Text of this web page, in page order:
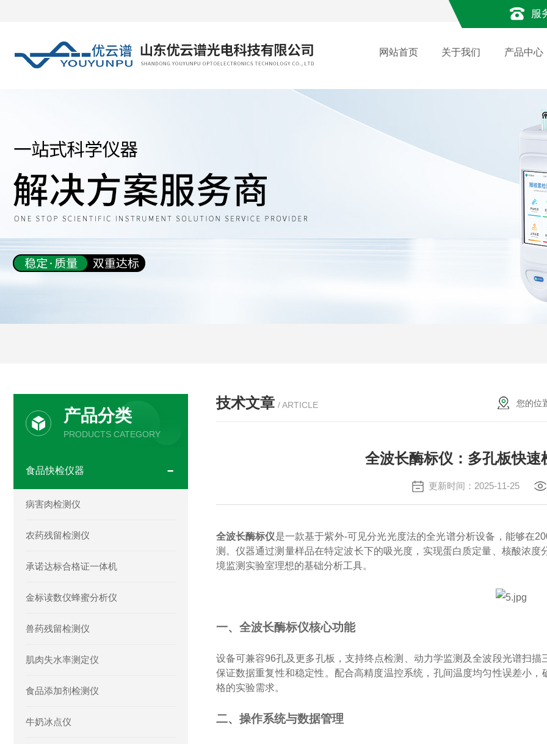
服
网站首页 关于我们 产品中心
技术文章 / ARTICLE 您的位
全波长酶标仪：多孔板快速
更新时间：2025-11-25
全波长酶标仪是一款基于紫外-可见分光光度法的全光谱分析设备，能够在
测。仪器通过测量样品在特定波长下的吸光度，实现蛋白质定量、核酸浓
境监测实验室理想的基础分析工具。
一、全波长酶标仪核心功能
设备可兼容96孔及更多孔板，支持终点检测、动力学监测及全波段光谱扫
保证数据重复性和稳定性。配合高精度温控系统，孔间温度均匀性误差小
格的实验需求。
二、操作系统与数据管理
产品分类
PRODUCTS CATEGORY
食品快检仪器
病害肉检测仪
农药残留检测仪
承诺达标合格证一体机
金标读数仪蜂蜜分析仪
兽药残留检测仪
肌肉失水率测定仪
食品添加剂检测仪
牛奶冰点仪